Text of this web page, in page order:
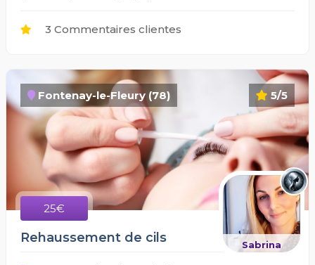
3 Commentaires clientes
5/5
Fontenay-le-Fleury (78)
25€
Sabrina
Rehaussement de cils